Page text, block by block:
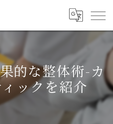
的な整体術-カ
ックを紹介